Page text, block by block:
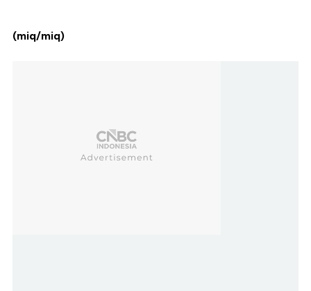
(miq/miq)